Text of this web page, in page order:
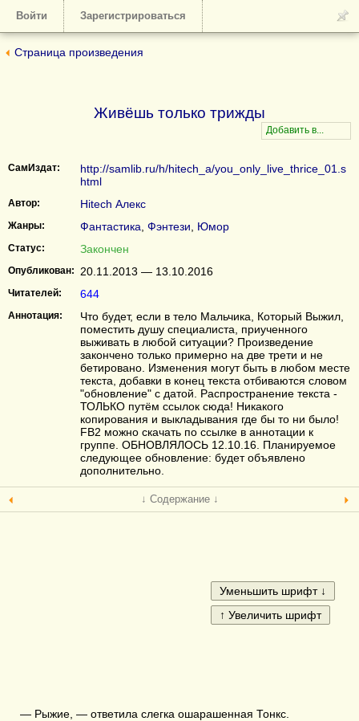
Войти Зарегистрироваться
Страница произведения
Живёшь только трижды
СамИздат:
http://samlib.ru/h/hitech_a/you_only_live_thrice_01.s
html
Автор: Hitech Алекс
Жанры: Фантастика Фэнтези Юмор
Статус: Закончен
Опубликован: 20.11.2013 — 13.10.2016
Читателей: 644
Аннотация:
Что будет, если в тело Мальчика, Который Выжил,
поместить душу специалиста, приученного
выживать в любой ситуации? Произведение
закончено только примерно на две трети и не
бетировано. Изменения могут быть в любом месте
текста, добавки в конец текста отбиваются словом
"обновление" с датой. Распространение текста -
ТОЛЬКО путём ссылок сюда! Никакого
копирования и выкладывания где бы то ни было!
FB2 можно скачать по ссылке в аннотации к
группе. ОБНОВЛЯЛОСЬ 12.10.16. Планируемое
следующее обновление: будет объявлено
дополнительно.
↓ Содержание ↓
— Рыжие, — ответила слегка ошарашенная Тонкс.